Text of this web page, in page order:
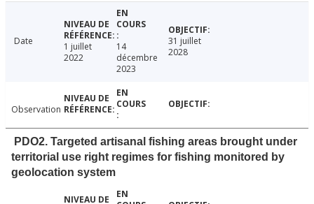
Date
1 juillet
2022
14
décembre
2023
31 juillet
2028
Observation
PDO2. Targeted artisanal fishing areas brought under
territorial use right regimes for fishing monitored by
geolocation system